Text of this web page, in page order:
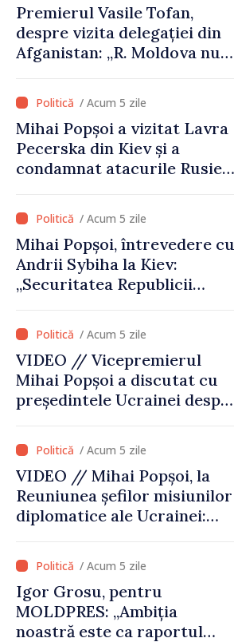
Premierul Vasile Tofan,
despre vizita delegației din
Afganistan: „R. Moldova nu
talibană. Aprobarea acestei
vizite a fost o eroare de
evaluare și de coordonare
instituțională”
/ Acum 5 zile
Mihai Popșoi a vizitat Lavra
Pecerska din Kiev și a
condamnat atacurile Rusiei
cultural al Ucrainei
/ Acum 5 zile
Mihai Popșoi, întrevedere cu
Andrii Sybiha la Kiev:
„Securitatea Republicii
de securitatea Ucrainei”
/ Acum 5 zile
VIDEO // Vicepremierul
Mihai Popșoi a discutat cu
președintele Ucrainei despre
hidrologice din bazinul
râului Nistru și proiecte
comune în infrastructură și
energie
/ Acum 5 zile
VIDEO // Mihai Popșoi, la
Reuniunea șefilor misiunilor
diplomatice ale Ucrainei:
alegerea. Ne-am alăturat
Ucrainei”/ Acum 5 zile
Igor Grosu, pentru
MOLDPRES: „Ambiția
noastră este ca raportul